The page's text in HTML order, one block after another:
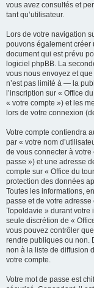
vous avez consultés et
tant qu’utilisateur.
Lors de votre navigation
pouvons également créer
document qui est prévu
logiciel phpBB. La
vous nous envoyez et
n’est pas limité à — la
l’inscription sur « Office
« votre compte ») et les
lors de votre connexion
Votre compte contiendra
par « votre nom
de vous connecter à
passe ») et une adresse
compte sur « Office du
protection des données
Toutes les informations,
passe et de votre
Topoldavie » durant votre
seule discrétion de «
vous pouvez contrôler
rendre publiques ou non.
non à la liste de diffusion
votre compte.
Votre mot de passe est